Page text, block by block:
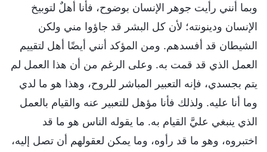
وبما أنني رأيت جوهر الإنسان بوضوح، فأنا أهلٌ لتوبيخ
الإنسان ودينونته؛ لأن كل البشر قد جاؤوا مني ولكن
الشيطان قد أفسدهم. ومن المؤكد أنني أيضًا أهل لتقييم
العمل الذي قد قمت به. وعلى الرغم من أن هذا العمل لم
يتم بجسدي، فإنه التعبير المباشر للروح، وهذا هو ما لدي
وما أنا عليه. ولذلك فأنا مؤهل للتعبير عنه والقيام بالعمل
الذي ينبغي عليَّ القيام به. ما يقوله الناس هو ما قد
اختبروه، وهو ما قد رأوه، وما يمكن لعقولهم أن تصل إليه،